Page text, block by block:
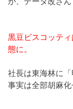
黒豆ビスコッテ
態に。
社長は東海林に
事実は全部胡麻化